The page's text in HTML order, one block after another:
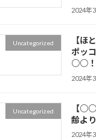
2024年
Uncategorized
【ほ
ポッ
○○！
2024年
Uncategorized
【
齢よ
2024年